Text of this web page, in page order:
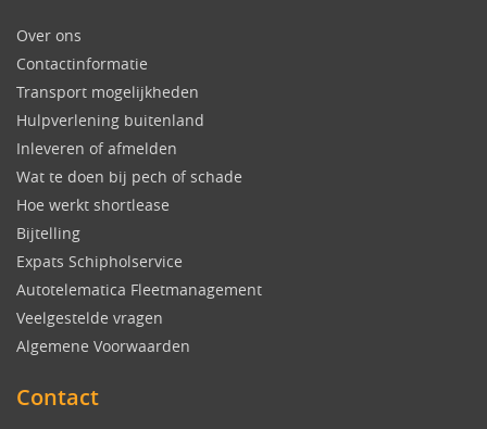
Over ons
Contactinformatie
Transport mogelijkheden
Hulpverlening buitenland
Inleveren of afmelden
Wat te doen bij pech of schade
Hoe werkt shortlease
Bijtelling
Expats Schipholservice
Autotelematica Fleetmanagement
Veelgestelde vragen
Algemene Voorwaarden
Contact